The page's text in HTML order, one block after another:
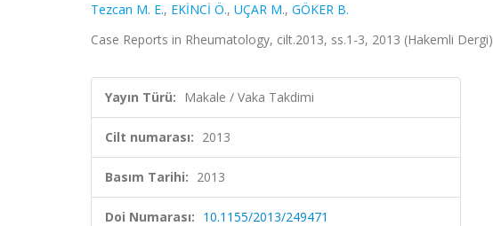
Tezcan M. E., EKİNCİ Ö., UÇAR M., GÖKER B.
Case Reports in Rheumatology, cilt.2013, ss.1-3, 2013 (Hakemli Dergi)
Yayın Türü: Makale / Vaka Takdimi
Cilt numarası: 2013
Basım Tarihi: 2013
Doi Numarası: 10.1155/2013/249471